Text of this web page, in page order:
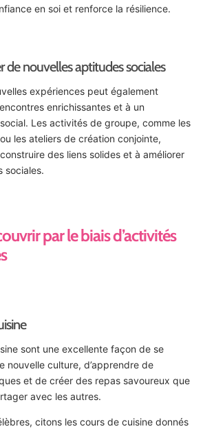
en soi et renforce la résilience.
de nouvelles aptitudes sociales
expériences peut également
enrichissantes et à un
Les activités de groupe, comme les
les ateliers de création conjointe,
des liens solides et à améliorer
sociales.
par le biais d’activités
sont une excellente façon de se
nouvelle culture, d’apprendre de
et de créer des repas savoureux que
avec les autres.
citons les cours de cuisine donnés